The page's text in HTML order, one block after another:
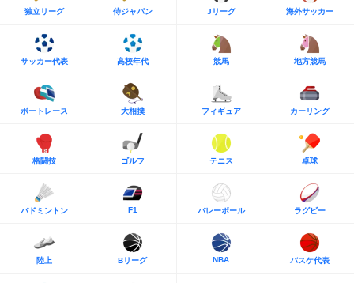
独立リーグ 侍ジャパン Jリーグ 海外サッカー
サッカー代表 高校年代 競馬 地方競馬
ボートレース 大相撲 フィギュア カーリング
格闘技 ゴルフ テニス 卓球
バドミントン F1 バレーボール ラグビー
陸上 Bリーグ NBA バスケ代表